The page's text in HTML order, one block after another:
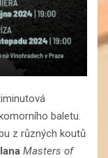
baletu.
z různých koutů
Masters of